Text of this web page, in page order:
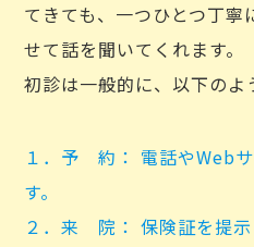
てきても、一つひとつ丁寧
せて話を聞いてくれます。
初診は一般的に、以下のよ
１．予 約： 電話やWeb
す。
２．来 院： 保険証を提